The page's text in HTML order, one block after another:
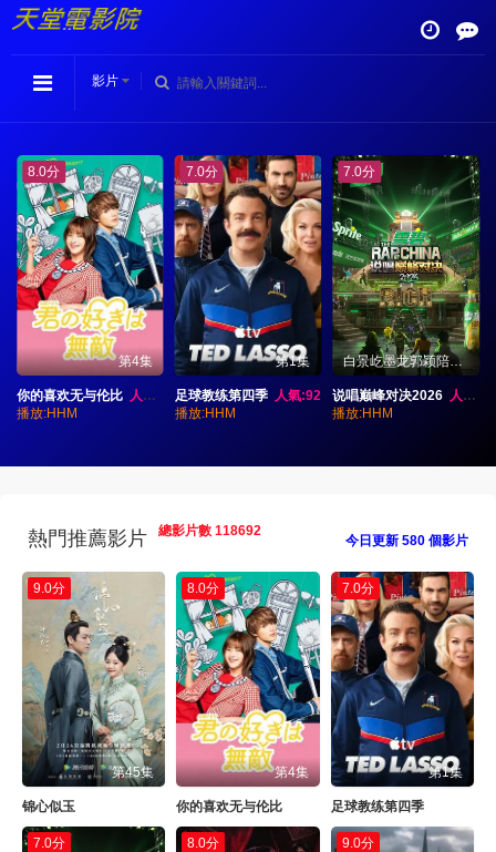
影片
7.0分
第1集
足球教练第四季
人氣:92
播放:HHM
7.0分
白景屹墨龙郭颖陪你一起聊
说唱巅峰对决2026 人氣:82
播放:HHM
8.0分
第4期
谋杀俱乐部 人氣:91
播放:HHM
總影片數 118692
今日更新 580 個影片
熱門推薦影片
9.0分
第45集
锦心似玉
8.0分
第4集
你的喜欢无与伦比
7.0分
第1集
足球教练第四季
7.0分 8.0分 9.0分